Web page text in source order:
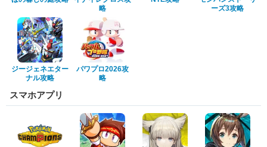
略
ーズ3攻略
ジージェネエター
ナル攻略
パワプロ2026攻
略
スマホアプリ